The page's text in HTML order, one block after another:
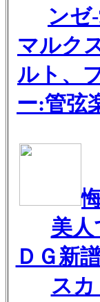
ンゼ
マルク
ルト、
ー:管弦
美
ＤＧ新
スカ